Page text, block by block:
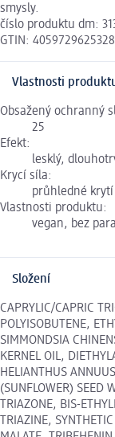
smysly.
číslo produktu dm:
GTIN: 4059729625328
Vlastnosti
Obsažený ochranný
25
Efekt:
lesklý,
Krycí síla:
průhledné krytí
Vlastnosti produktu:
vegan, bez
Složení
CAPRYLIC/CAPRIC
POLYISOBUTENE,
SIMMONDSIA
KERNEL OIL,
HELIANTHUS
(SUNFLOWER) SEED
TRIAZONE, BIS-
TRIAZINE,